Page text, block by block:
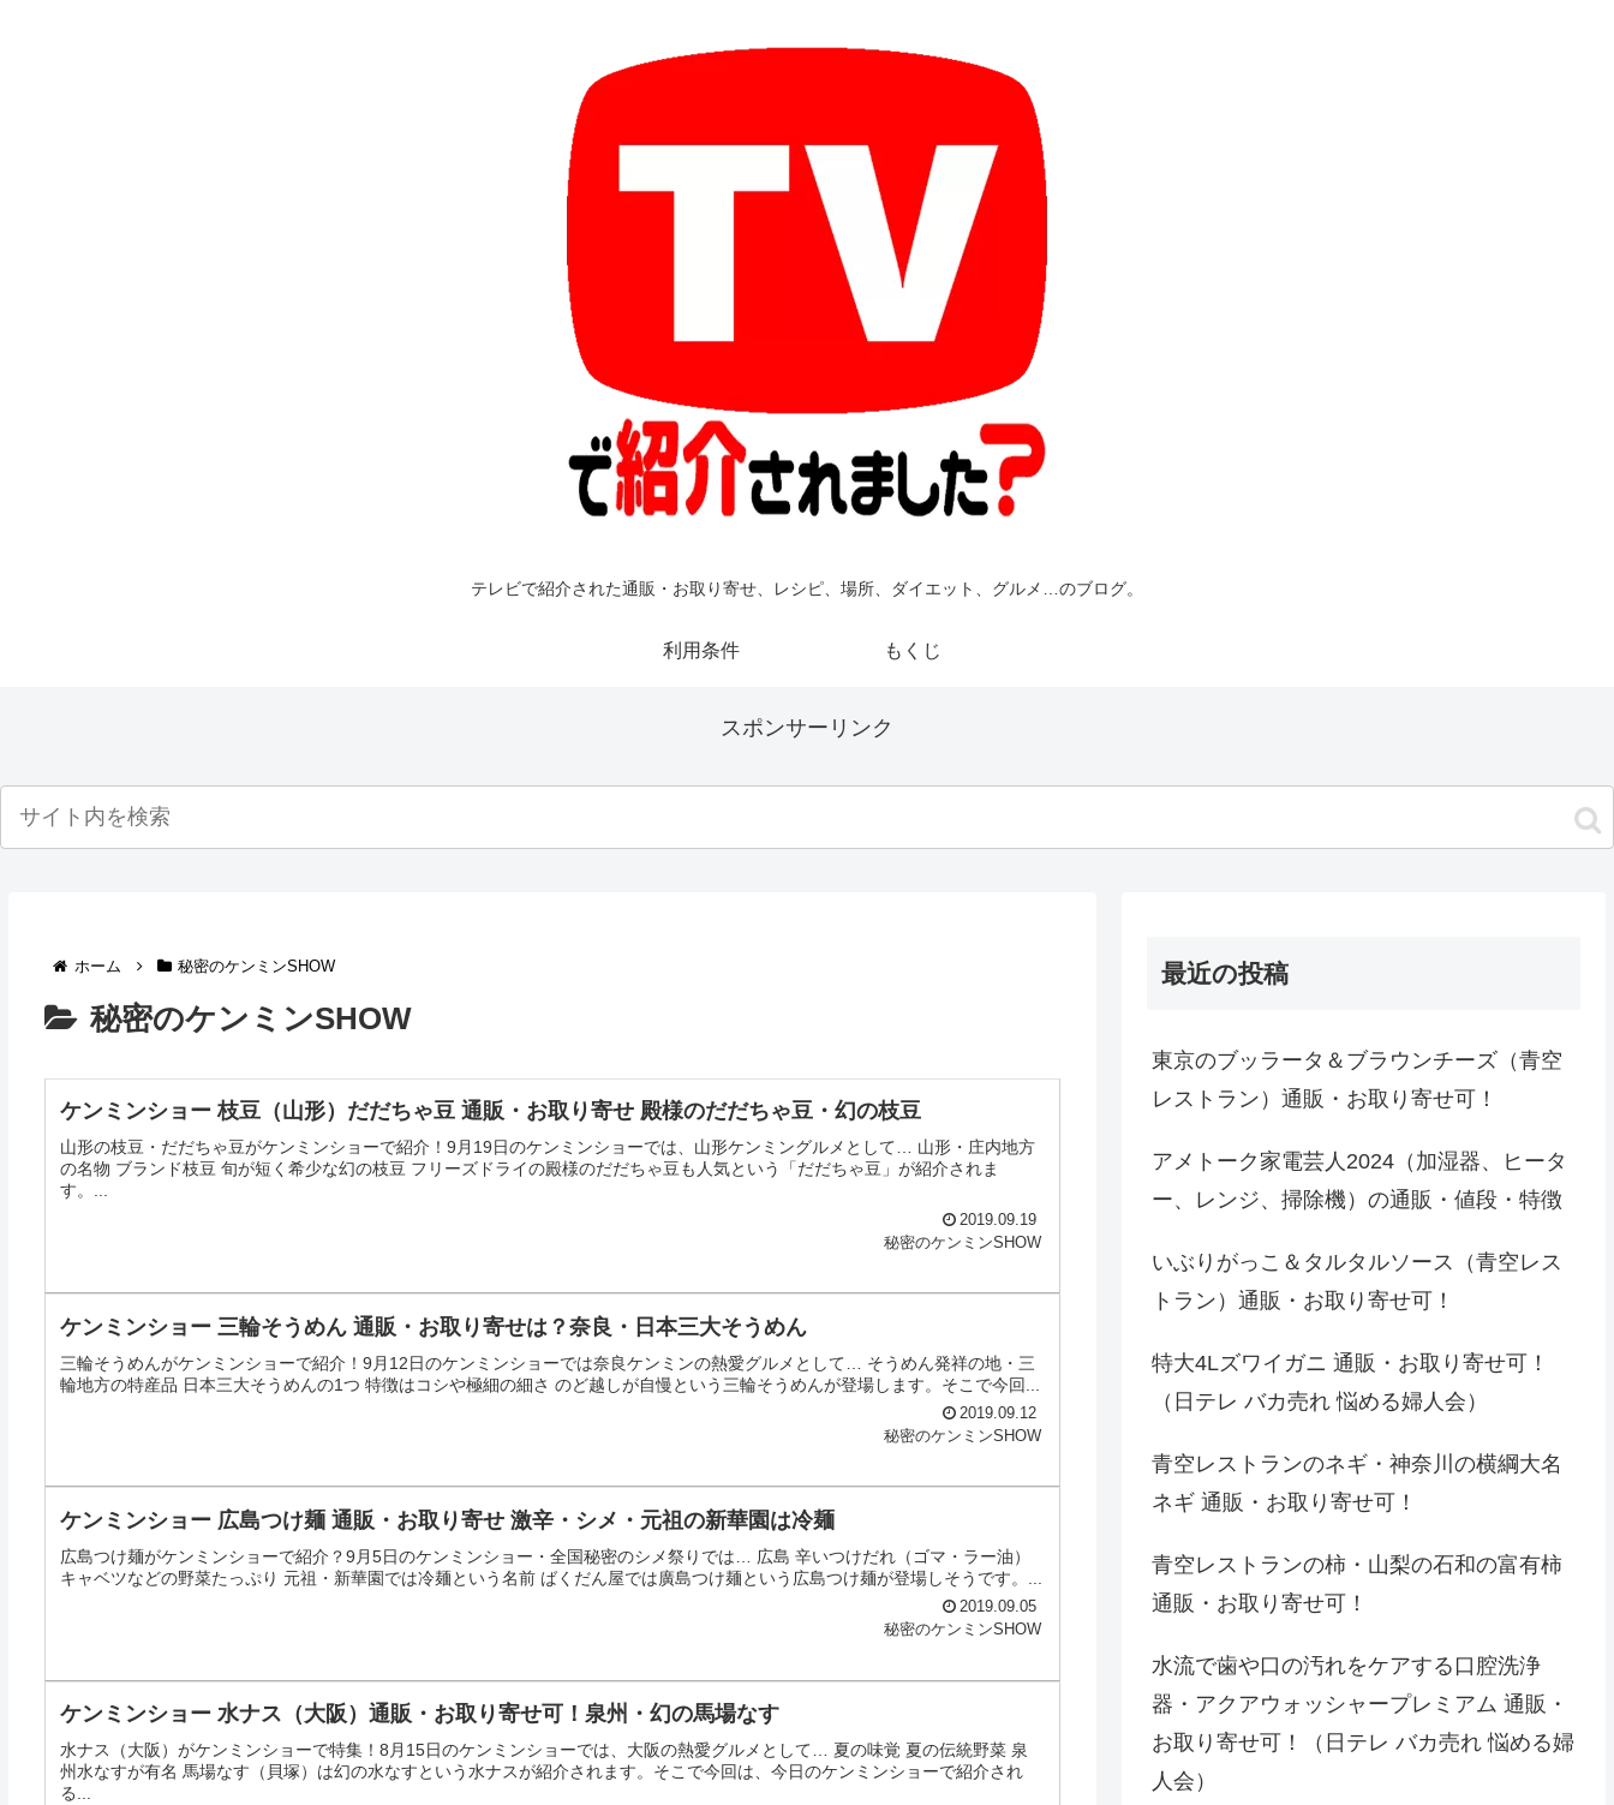
テレビで紹介された通販・お取り寄せ、レシピ、場所、ダイエット、グルメ…のブログ。
利用条件 もくじ
スポンサーリンク
ホーム 秘密のケンミンSHOW
秘密のケンミンSHOW
ケンミンショー 枝豆（山形）だだちゃ豆 通販・お取り寄せ 殿様のだだちゃ豆・幻の枝豆
山形の枝豆・だだちゃ豆がケンミンショーで紹介！9月19日のケンミンショーでは、山形ケンミングルメとして… 山形・庄内地方
の名物 ブランド枝豆 旬が短く希少な幻の枝豆 フリーズドライの殿様のだだちゃ豆も人気という「だだちゃ豆」が紹介されま
す。...
2019.09.19
秘密のケンミンSHOW
ケンミンショー 三輪そうめん 通販・お取り寄せは？奈良・日本三大そうめん
三輪そうめんがケンミンショーで紹介！9月12日のケンミンショーでは奈良ケンミンの熱愛グルメとして… そうめん発祥の地・三
輪地方の特産品 日本三大そうめんの1つ 特徴はコシや極細の細さ のど越しが自慢という三輪そうめんが登場します。そこで今回...
2019.09.12
秘密のケンミンSHOW
ケンミンショー 広島つけ麺 通販・お取り寄せ 激辛・シメ・元祖の新華園は冷麺
広島つけ麺がケンミンショーで紹介？9月5日のケンミンショー・全国秘密のシメ祭りでは… 広島 辛いつけだれ（ゴマ・ラー油）
キャベツなどの野菜たっぷり 元祖・新華園では冷麺という名前 ばくだん屋では廣島つけ麺という広島つけ麺が登場しそうです。...
2019.09.05
秘密のケンミンSHOW
ケンミンショー 水ナス（大阪）通販・お取り寄せ可！泉州・幻の馬場なす
水ナス（大阪）がケンミンショーで特集！8月15日のケンミンショーでは、大阪の熱愛グルメとして… 夏の味覚 夏の伝統野菜 泉
州水なすが有名 馬場なす（貝塚）は幻の水なすという水ナスが紹介されます。そこで今回は、今日のケンミンショーで紹介され
る...
最近の投稿
東京のブッラータ＆ブラウンチーズ（青空
レストラン）通販・お取り寄せ可！
アメトーク家電芸人2024（加湿器、ヒータ
ー、レンジ、掃除機）の通販・値段・特徴
いぶりがっこ＆タルタルソース（青空レス
トラン）通販・お取り寄せ可！
特大4Lズワイガニ 通販・お取り寄せ可！
（日テレ バカ売れ 悩める婦人会）
青空レストランのネギ・神奈川の横綱大名
ネギ 通販・お取り寄せ可！
青空レストランの柿・山梨の石和の富有柿
通販・お取り寄せ可！
水流で歯や口の汚れをケアする口腔洗浄
器・アクアウォッシャープレミアム 通販・
お取り寄せ可！（日テレ バカ売れ 悩める婦
人会）